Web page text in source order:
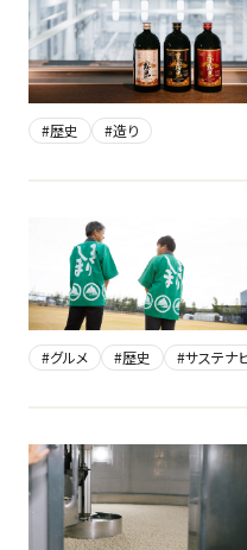
#歴史 #造り
#グルメ #歴史 #サステナ